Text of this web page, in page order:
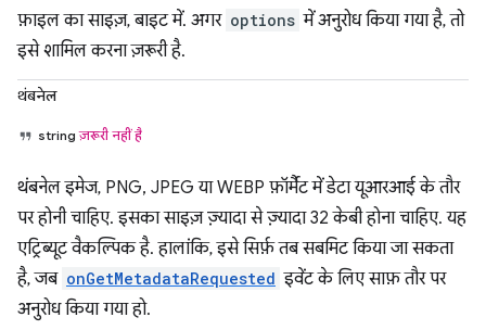
फ़ाइल का साइज़, बाइट में. अगर options में अनुरोध किया गया है, तो
इसे शामिल करना ज़रूरी है.
थंबनेल
stringज़रूरी नहीं है
थंबनेल इमेज, PNG, JPEG या WEBP फ़ॉर्मैट में डेटा यूआरआई के तौर
पर होनी चाहिए. इसका साइज़ ज़्यादा से ज़्यादा 32 केबी होना चाहिए. यह
एट्रिब्यूट वैकल्पिक है. हालांकि, इसे सिर्फ़ तब सबमिट किया जा सकता
है, जब onGetMetadataRequested इवेंट के लिए साफ़ तौर पर
अनुरोध किया गया हो.